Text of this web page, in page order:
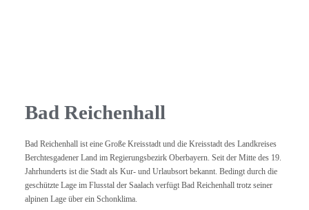
Bad Reichenhall
Bad Reichenhall ist eine Große Kreisstadt und die Kreisstadt des Landkreises
Berchtesgadener Land im Regierungsbezirk Oberbayern. Seit der Mitte des 19.
Jahrhunderts ist die Stadt als Kur- und Urlaubsort bekannt. Bedingt durch die
geschützte Lage im Flusstal der Saalach verfügt Bad Reichenhall trotz seiner
alpinen Lage über ein Schonklima.